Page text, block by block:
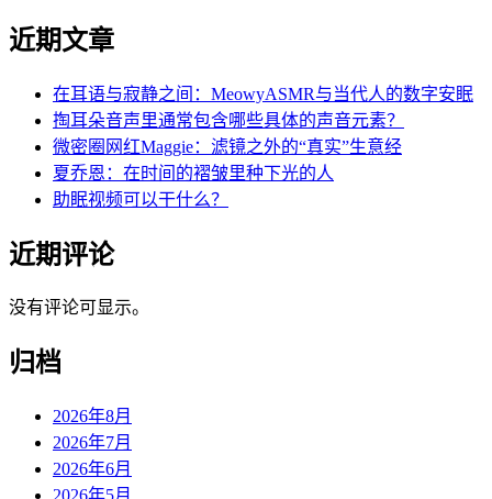
近期文章
在耳语与寂静之间：MeowyASMR与当代人的数字安眠
掏耳朵音声里通常包含哪些具体的声音元素？
微密圈网红Maggie：滤镜之外的“真实”生意经
夏乔恩：在时间的褶皱里种下光的人
助眠视频可以干什么？
近期评论
没有评论可显示。
归档
2026年8月
2026年7月
2026年6月